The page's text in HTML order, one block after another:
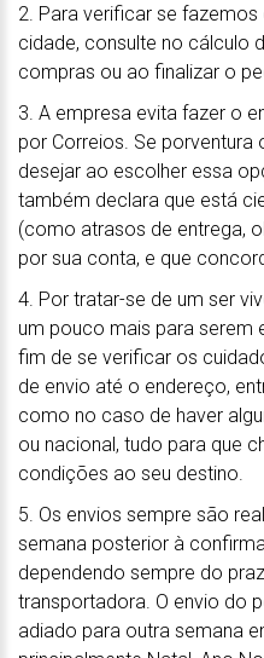
2. Para verificar se
cidade, consulte no cálculo
compras ou ao finalizar o
3. A empresa evita fazer o
por Correios. Se
desejar ao escolher essa
também declara que está
(como atrasos de entrega,
por sua conta, e que
4. Por tratar-se de um ser
um pouco mais para serem
fim de se verificar os
de envio até o endereço,
como no caso de haver
ou nacional, tudo para que
condições ao seu destino.
5. Os envios sempre são
semana posterior à
dependendo sempre do
transportadora. O envio do
adiado para outra semana